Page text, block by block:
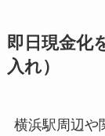
即日現金化
入れ）
横浜駅周辺や